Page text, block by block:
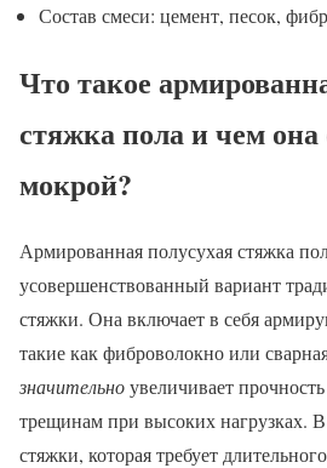
Состав смеси: цемент, песок,
Что такое
стяжка пола и чем она
мокрой?
Армированная полусухая стяжка
усовершенствованный вариант
стяжки. Она включает в себя
такие как фиброволокно или
значительноувеличивает
трещинам при высоких нагрузках.
стяжки, которая требует